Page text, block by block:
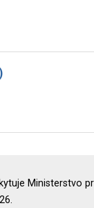
Ministerstvo